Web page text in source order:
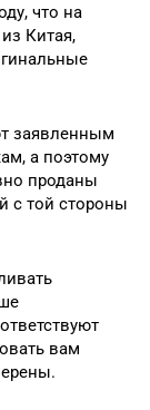
что на
Китая,
заявленным
а поэтому
проданы
с той стороны
вам